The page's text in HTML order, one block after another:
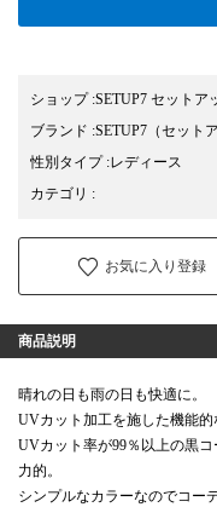
ショップ:SETUP7 セットア
ブランド :SETUP7 （セット
性別タイプ:レディース
カテゴリ :
お気に入り登録
商品説明
晴れの日も雨の日も快適に。
UVカット加工を施した機能的
UVカット率が99％以上の黒
力的。
シンプルなカラーなのでコー